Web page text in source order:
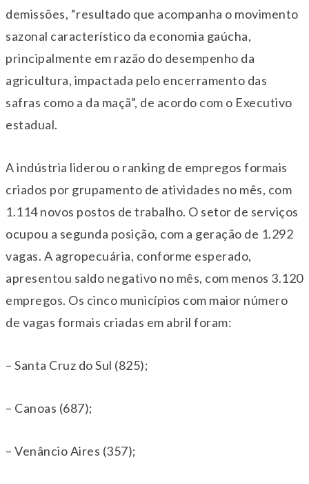
demissões, “resultado que acompanha o movimento
sazonal característico da economia gaúcha,
principalmente em razão do desempenho da
agricultura, impactada pelo encerramento das
safras como a da maçã”, de acordo com o Executivo
estadual.
A indústria liderou o ranking de empregos formais
criados por grupamento de atividades no mês, com
1.114 novos postos de trabalho. O setor de serviços
ocupou a segunda posição, com a geração de 1.292
vagas. A agropecuária, conforme esperado,
apresentou saldo negativo no mês, com menos 3.120
empregos. Os cinco municípios com maior número
de vagas formais criadas em abril foram:
– Santa Cruz do Sul (825);
– Canoas (687);
– Venâncio Aires (357);